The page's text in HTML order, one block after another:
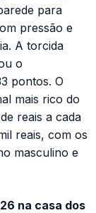
para
pressão e
A torcida
o
pontos. O
mais rico do
reais a cada
reais, com os
masculino e
na casa dos